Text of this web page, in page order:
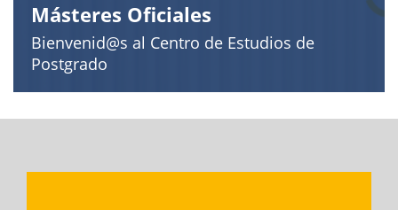
Másteres Oficiales
Bienvenid@s al Centro de Estudios de
Postgrado